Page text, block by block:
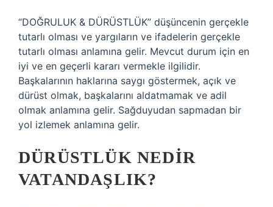
“DOĞRULUK & DÜRÜSTLÜK” düşüncenin gerçekle
tutarlı olması ve yargıların ve ifadelerin gerçekle
tutarlı olması anlamına gelir. Mevcut durum için en
iyi ve en geçerli kararı vermekle ilgilidir.
Başkalarının haklarına saygı göstermek, açık ve
dürüst olmak, başkalarını aldatmamak ve adil
olmak anlamına gelir. Sağduyudan sapmadan bir
yol izlemek anlamına gelir.
DÜRÜSTLÜK NEDIR
VATANDAŞLIK?